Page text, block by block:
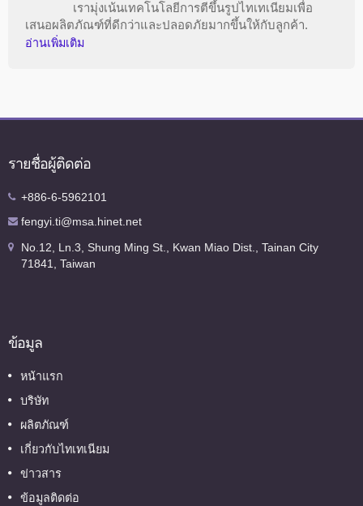
เรามุ่งเน้นเทคโนโลยีการตีขึ้นรูปไทเทเนียมเพื่อ
เสนอผลิตภัณฑ์ที่ดีกว่าและปลอดภัยมากขึ้นให้กับลูกค้า.
อ่านเพิ่มเติม
รายชื่อผู้ติดต่อ
+886-6-5962101
fengyi.ti@msa.hinet.net
No.12, Ln.3, Shung Ming St., Kwan Miao Dist., Tainan City
71841, Taiwan
ข้อมูล
หน้าแรก
บริษัท
ผลิตภัณฑ์
เกี่ยวกับไทเทเนียม
ข่าวสาร
ข้อมูลติดต่อ